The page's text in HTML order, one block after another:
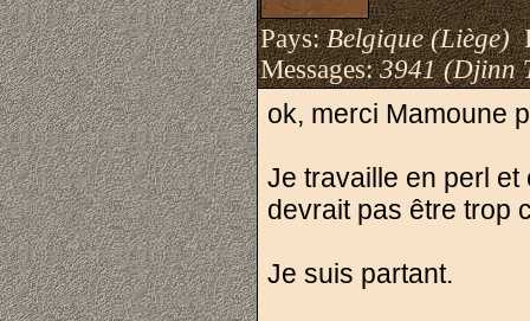
Pays:Belgique (Liège)
Messages:3941 (Djinn
ok, merci Mamoune
Je travaille en perl et
devrait pas être trop
Je suis partant.